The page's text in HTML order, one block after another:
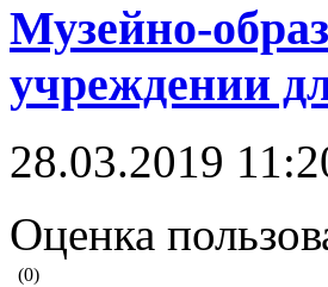
Музейно-
учреждении
28.03.2019
Оценка
(0)